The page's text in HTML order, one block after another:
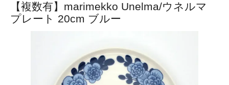
【複数有】marimekko Unelma/ウネルマ
プレート 20cm ブルー